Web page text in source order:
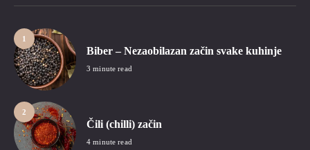
1
Biber – Nezaobilazan začin svake kuhinje
3 minute read
2
Čili (chilli) začin
4 minute read